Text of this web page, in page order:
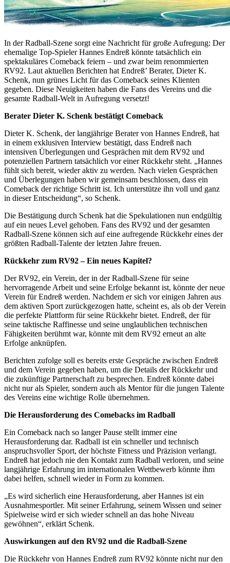
In der Radball-Szene sorgt eine Nachricht für große Aufregung: Der
ehemalige Top-Spieler Hannes Endreß könnte tatsächlich ein
spektakuläres Comeback feiern – und zwar beim renommierten
RV92. Laut aktuellen Berichten hat Endreß’ Berater, Dieter K.
Schenk, nun grünes Licht für das Comeback seines Klienten
gegeben. Diese Neuigkeiten haben die Fans des Vereins und die
gesamte Radball-Welt in Aufregung versetzt!
Berater Dieter K. Schenk bestätigt Comeback
Dieter K. Schenk, der langjährige Berater von Hannes Endreß, hat
in einem exklusiven Interview bestätigt, dass Endreß nach
intensiven Überlegungen und Gesprächen mit dem RV92 und
potenziellen Partnern tatsächlich vor einer Rückkehr steht. „Hannes
fühlt sich bereit, wieder aktiv zu werden. Nach vielen Gesprächen
und Überlegungen haben wir gemeinsam beschlossen, dass ein
Comeback der richtige Schritt ist. Ich unterstütze ihn voll und ganz
in dieser Entscheidung“, so Schenk.
Die Bestätigung durch Schenk hat die Spekulationen nun endgültig
auf ein neues Level gehoben. Fans des RV92 und der gesamten
Radball-Szene können sich auf eine aufregende Rückkehr eines der
größten Radball-Talente der letzten Jahre freuen.
Rückkehr zum RV92 – Ein neues Kapitel?
Der RV92, ein Verein, der in der Radball-Szene für seine
hervorragende Arbeit und seine Erfolge bekannt ist, könnte der neue
Verein für Endreß werden. Nachdem er sich vor einigen Jahren aus
dem aktiven Sport zurückgezogen hatte, scheint es, als ob der Verein
die perfekte Plattform für seine Rückkehr bietet. Endreß, der für
seine taktische Raffinesse und seine unglaublichen technischen
Fähigkeiten berühmt war, könnte mit dem RV92 erneut an alte
Erfolge anknüpfen.
Berichten zufolge soll es bereits erste Gespräche zwischen Endreß
und dem Verein gegeben haben, um die Details der Rückkehr und
die zukünftige Partnerschaft zu besprechen. Endreß könnte dabei
nicht nur als Spieler, sondern auch als Mentor für die jungen Talente
des Vereins eine wichtige Rolle übernehmen.
Die Herausforderung des Comebacks im Radball
Ein Comeback nach so langer Pause stellt immer eine
Herausforderung dar. Radball ist ein schneller und technisch
anspruchsvoller Sport, der höchste Fitness und Präzision verlangt.
Endreß hat jedoch nie den Kontakt zum Radball verloren, und seine
langjährige Erfahrung im internationalen Wettbewerb könnte ihm
dabei helfen, schnell wieder in Form zu kommen.
„Es wird sicherlich eine Herausforderung, aber Hannes ist ein
Ausnahmesportler. Mit seiner Erfahrung, seinem Wissen und seiner
Spielweise wird er sich wieder schnell an das hohe Niveau
gewöhnen“, erklärt Schenk.
Auswirkungen auf den RV92 und die Radball-Szene
Die Rückkehr von Hannes Endreß zum RV92 könnte nicht nur den